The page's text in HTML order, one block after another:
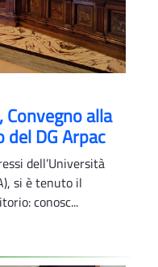
alla
DG Arpac
dell’Università
si è tenuto il
conosc...